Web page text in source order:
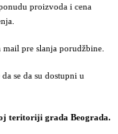
proizvoda i cena
pre slanja porudžbine.
se da su dostupni u
teritoriji grada Beograda.